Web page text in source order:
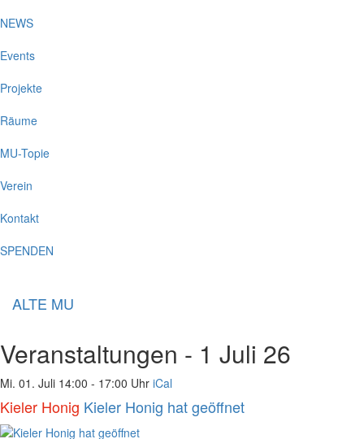
NEWS
Events
Projekte
Räume
MU-Topie
Verein
Kontakt
SPENDEN
ALTE MU
Veranstaltungen - 1 Juli 26
Mi. 01. Juli 14:00 - 17:00 Uhr iCal
Kieler Honig Kieler Honig hat geöffnet